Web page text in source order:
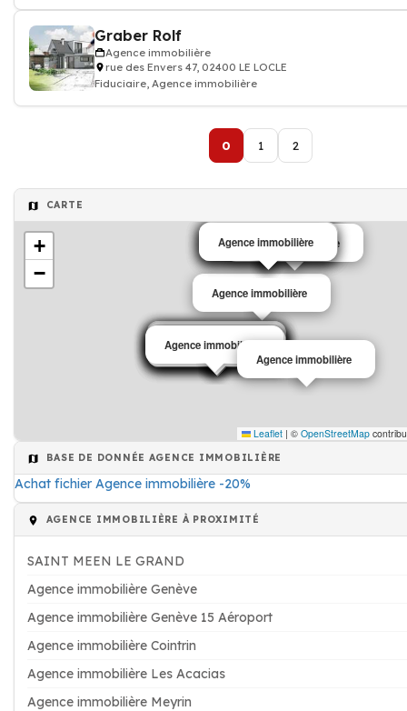
Graber Rolf
Agence immobilière
rue des Envers 47, 02400 LE LOCLE
Fiduciaire, Agence immobilière
0 1 2
CARTE
Agence immobilière
Agence immobilière
Agence immobilière
Agence immobilière
Agence immobilière
Agence immobilière
Agence immobilière
Agence immobilière
Agence immobilière
Agence immobilière
Agence immobilière
Agence immobilière
Agence immobilière
Agence immobilière
Agence immobilière
Agence immobilière
Agence immobilière
Agence immobilière
Agence immobilière
Agence immobilière
+
−
Leaflet | © OpenStreetMap
BASE DE DONNÉE AGENCE IMMOBILIÈRE
Achat fichier Agence immobilière -20%
AGENCE IMMOBILIÈRE À PROXIMITÉ
SAINT MEEN LE GRAND
Agence immobilière Genève
Agence immobilière Genève 15 Aéroport
Agence immobilière Cointrin
Agence immobilière Les Acacias
Agence immobilière Meyrin